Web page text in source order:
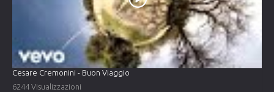
Cesare Cremonini - Buon Viaggio
6244 Visualizzazioni